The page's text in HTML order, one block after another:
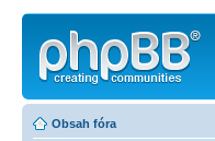
Obsah fóra